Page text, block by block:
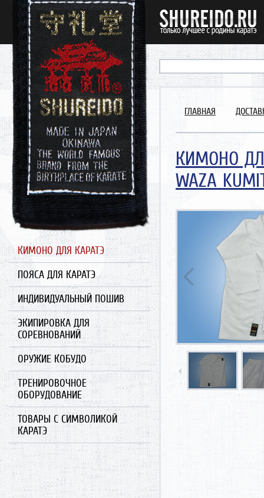
КИМОНО ДЛЯ КАРАТЭ
ПОЯСА ДЛЯ КАРАТЭ
ИНДИВИДУАЛЬНЫЙ ПОШИВ
ЭКИПИРОВКА ДЛЯ
СОРЕВНОВАНИЙ
ОРУЖИЕ КОБУДО
ТРЕНИРОВОЧНОЕ
ОБОРУДОВАНИЕ
ТОВАРЫ С СИМВОЛИКОЙ
КАРАТЭ
ГЛАВНАЯ
КИМОНО
WAZA
Could not extract width/
https://www.shureido.ru/
Traced measures: